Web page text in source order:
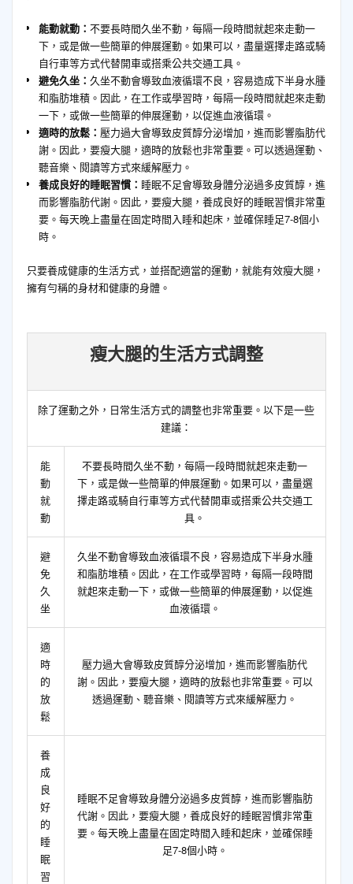
能動就動： 不要長時間久坐不動，每隔一段時間就起來走動一
下，或是做一些簡單的伸展運動。如果可以，盡量選擇走路或騎
自行車等方式代替開車或搭乘公共交通工具。
避免久坐： 久坐不動會導致血液循環不良，容易造成下半身水腫
和脂肪堆積。因此，在工作或學習時，每隔一段時間就起來走動
一下，或做一些簡單的伸展運動，以促進血液循環。
適時的放鬆： 壓力過大會導致皮質醇分泌增加，進而影響脂肪代
謝。因此，要瘦大腿，適時的放鬆也非常重要。可以透過運動、
聽音樂、閱讀等方式來緩解壓力。
養成良好的睡眠習慣： 睡眠不足會導致身體分泌過多皮質醇，進
而影響脂肪代謝。因此，要瘦大腿，養成良好的睡眠習慣非常重
要。每天晚上盡量在固定時間入睡和起床，並確保睡足7-8個小
時。
只要養成健康的生活方式，並搭配適當的運動，就能有效瘦大腿，
擁有勻稱的身材和健康的身體。
瘦大腿的生活方式調整
除了運動之外，日常生活方式的調整也非常重要。以下是一些
建議：
能
動
就
動
不要長時間久坐不動，每隔一段時間就起來走動一
下，或是做一些簡單的伸展運動。如果可以，盡量選
擇走路或騎自行車等方式代替開車或搭乘公共交通工
具。
避
免
久
坐
久坐不動會導致血液循環不良，容易造成下半身水腫
和脂肪堆積。因此，在工作或學習時，每隔一段時間
就起來走動一下，或做一些簡單的伸展運動，以促進
血液循環。
適
時
的
放
鬆
壓力過大會導致皮質醇分泌增加，進而影響脂肪代
謝。因此，要瘦大腿，適時的放鬆也非常重要。可以
透過運動、聽音樂、閱讀等方式來緩解壓力。
養
成
良
好
的
睡
眠
習
睡眠不足會導致身體分泌過多皮質醇，進而影響脂肪
代謝。因此，要瘦大腿，養成良好的睡眠習慣非常重
要。每天晚上盡量在固定時間入睡和起床，並確保睡
足7-8個小時。